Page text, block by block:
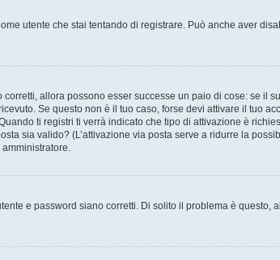
utente che stai tentando di registrare. Può anche aver
allora possono esser successe un paio di cose: se il
Se questo non è il tuo caso, forse devi attivare il tuo
ti registri ti verrà indicato che tipo di attivazione è
sia valido? (L’attivazione via posta serve a ridurre la
e password siano corretti. Di solito il problema è questo,